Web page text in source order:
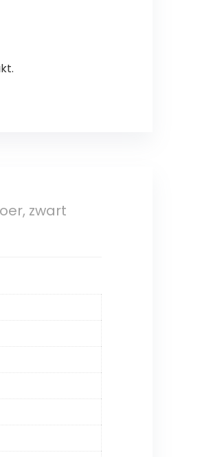
zwart